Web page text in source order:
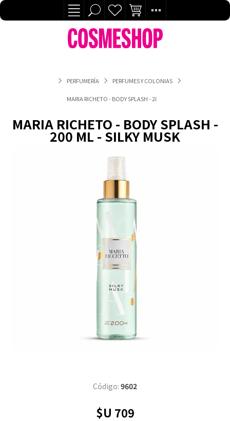
PERFUMERÍA PERFUMES Y COLONIAS
MARIA RICHETO - BODY SPLASH - 200 ML - SILKY MUSK
MARIA RICHETO - BODY SPLASH -
200 ML - SILKY MUSK
Código: 9602
$U 709